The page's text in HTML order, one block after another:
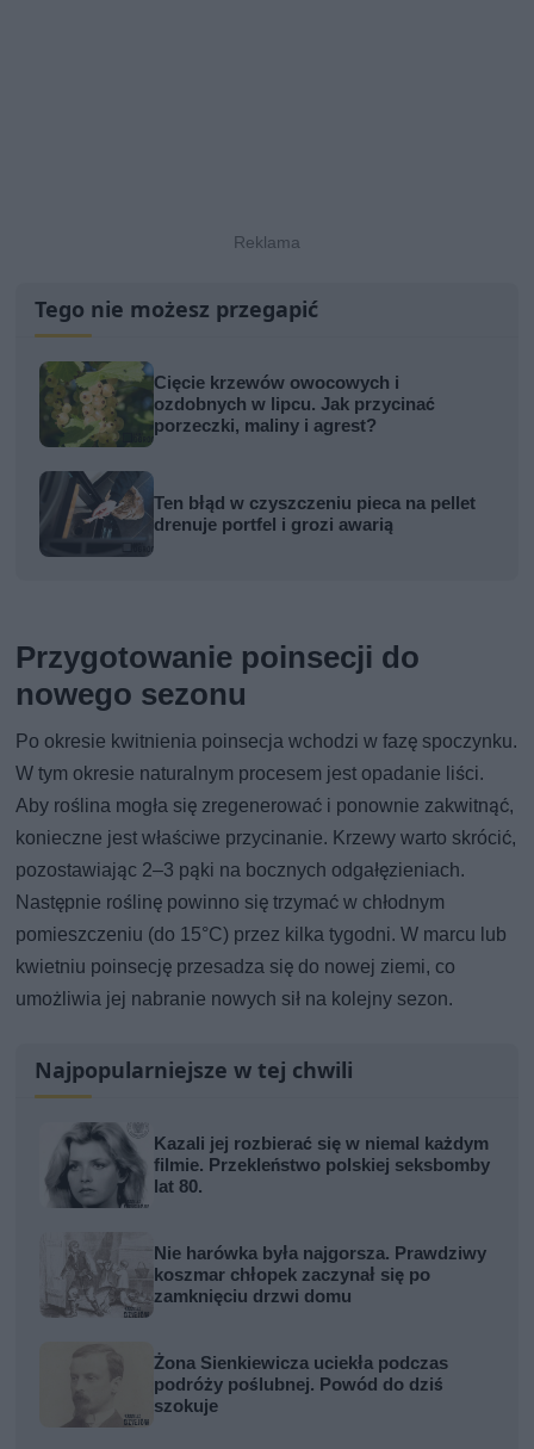
Tego nie możesz przegapić
Cięcie krzewów owocowych i
ozdobnych w lipcu. Jak przycinać
porzeczki, maliny i agrest?
Ten błąd w czyszczeniu pieca na pellet
drenuje portfel i grozi awarią
Przygotowanie poinsecji do
nowego sezonu
Po okresie kwitnienia poinsecja wchodzi w fazę spoczynku.
W tym okresie naturalnym procesem jest opadanie liści.
Aby roślina mogła się zregenerować i ponownie zakwitnąć,
konieczne jest właściwe przycinanie. Krzewy warto skrócić,
pozostawiając 2–3 pąki na bocznych odgałęzieniach.
Następnie roślinę powinno się trzymać w chłodnym
pomieszczeniu (do 15°C) przez kilka tygodni. W marcu lub
kwietniu poinsecję przesadza się do nowej ziemi, co
umożliwia jej nabranie nowych sił na kolejny sezon.
Najpopularniejsze w tej chwili
Kazali jej rozbierać się w niemal każdym
filmie. Przekleństwo polskiej seksbomby
lat 80.
Nie harówka była najgorsza. Prawdziwy
koszmar chłopek zaczynał się po
zamknięciu drzwi domu
Żona Sienkiewicza uciekła podczas
podróży poślubnej. Powód do dziś
szokuje